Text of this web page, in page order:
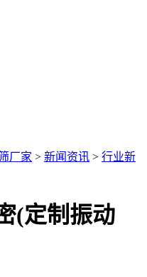
厂家 > 新闻资讯 > 行业新
(定制振动